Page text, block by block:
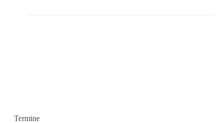
Termine